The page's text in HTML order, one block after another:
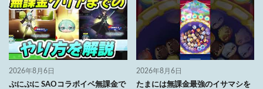
2026年8月6日
ぷにぷに SAOコラボイベ無課金で
2026年8月6日
たまには無課金最強のイサマシを